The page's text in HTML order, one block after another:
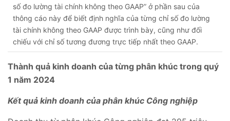
số đo lường tài chính không theo GAAP” ở phần sau của
thông cáo này để biết định nghĩa của từng chỉ số đo lường
tài chính không theo GAAP được trình bày, cũng như đối
chiếu với chỉ số tương đương trực tiếp nhất theo GAAP.
Thành quả kinh doanh của từng phân khúc trong quý
1 năm 2024
Kết quả kinh doanh của phân khúc Công nghiệp